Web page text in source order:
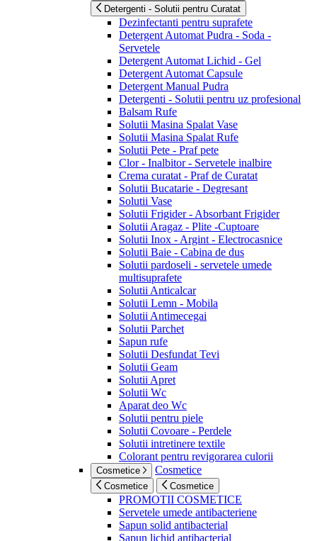
Detergenti - Solutii pentru Curatat
Dezinfectanti pentru suprafete
Detergent Automat Pudra - Soda -
Servetele
Detergent Automat Lichid - Gel
Detergent Automat Capsule
Detergent Manual Pudra
Detergenti - Solutii pentru uz profesional
Balsam Rufe
Solutii Masina Spalat Vase
Solutii Masina Spalat Rufe
Solutii Pete - Praf pete
Clor - Inalbitor - Servetele inalbire
Crema curatat - Praf de Curatat
Solutii Bucatarie - Degresant
Solutii Vase
Solutii Frigider - Absorbant Frigider
Solutii Aragaz - Plite -Cuptoare
Solutii Inox - Argint - Electrocasnice
Solutii Baie - Cabina de dus
Solutii pardoseli - servetele umede
multisuprafete
Solutii Anticalcar
Solutii Lemn - Mobila
Solutii Antimecegai
Solutii Parchet
Sapun rufe
Solutii Desfundat Tevi
Solutii Geam
Solutii Apret
Solutii Wc
Aparat deo Wc
Solutii pentru piele
Solutii Covoare - Perdele
Solutii intretinere textile
Colorant pentru revigorarea culorii
Cosmetice Cosmetice
Cosmetice Cosmetice
PROMOTII COSMETICE
Servetele umede antibacteriene
Sapun solid antibacterial
Sapun lichid antibacterial